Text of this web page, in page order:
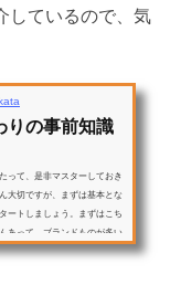
しているので、気
りの事前知識
って、是非マスターしておき
大切ですが、まずは基本とな
ートしましょう。まずはこち
あって、ブランドものが多い
そんなときは以下の点を参考